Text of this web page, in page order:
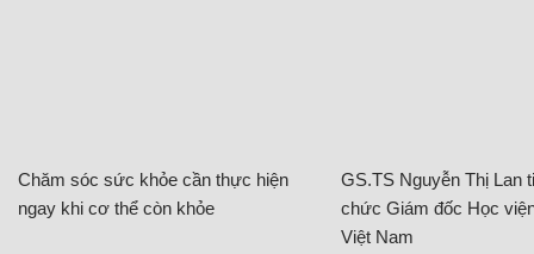
Chăm sóc sức khỏe cần thực hiện
ngay khi cơ thể còn khỏe
GS.TS Nguyễn Thị Lan
chức Giám đốc Học
Việt Nam